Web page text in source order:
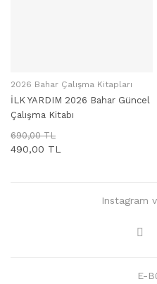
SEPETE EKLE
2026 Bahar Çalışma Kitapları
İLK YARDIM 2026 Bahar Güncel
Çalışma Kitabı
690,00 TL
490,00 TL
Instagram
E-